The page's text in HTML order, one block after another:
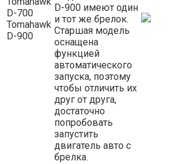
D-700
Tomahawk
D-900
D-900 имеют один
и тот же брелок.
Старшая модель
оснащена
функцией
автоматического
запуска, поэтому
чтобы отличить их
друг от друга,
достаточно
попробовать
запустить
двигатель авто с
брелка.